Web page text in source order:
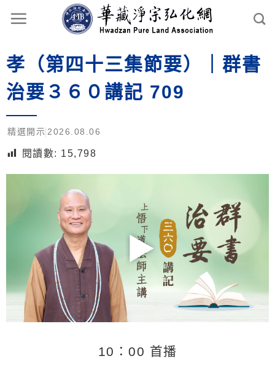
孝（第四十三集節要）｜群書
治要３６０講記 709
精選開示 2026.08.06
閱讀數: 15,798
10：00 首播